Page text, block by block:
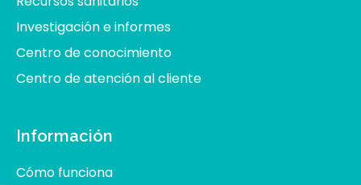
Investigación e informes
Centro de conocimiento
Centro de atención al cliente
Información
Cómo funciona